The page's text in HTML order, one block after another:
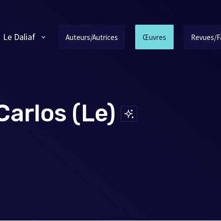
Le Daliaf Auteurs/Autrices Œuvres Revues/
(Le)